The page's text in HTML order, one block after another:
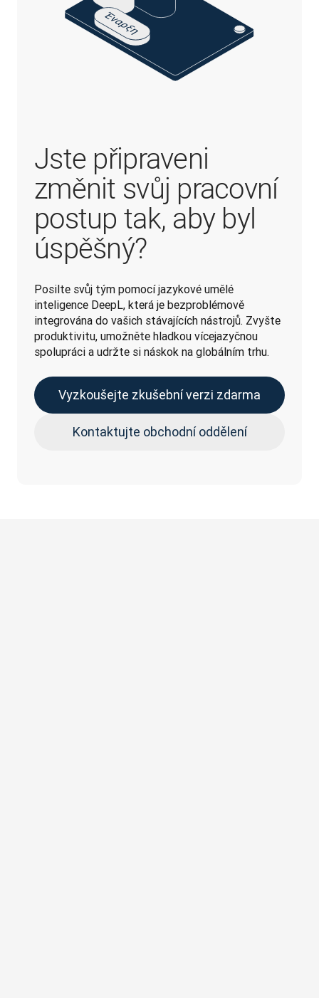
Jste připraveni
změnit svůj pracovní
postup tak, aby byl
úspěšný?
Posilte svůj tým pomocí jazykové umělé
inteligence DeepL, která je bezproblémově
integrována do vašich stávajících nástrojů. Zvyšte
produktivitu, umožněte hladkou vícejazyčnou
spolupráci a udržte si náskok na globálním trhu.
Vyzkoušejte zkušební verzi zdarma
Kontaktujte obchodní oddělení